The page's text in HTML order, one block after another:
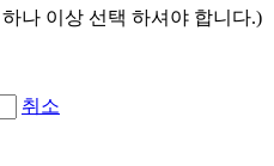
나 이상 선택 하셔야 합니다.)
취소